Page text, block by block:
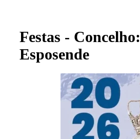
Festas - Concelho:
Esposende